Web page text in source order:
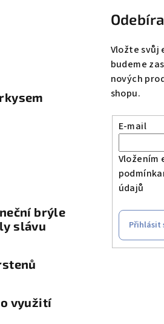
brýle
slávu
využití
Vložte svůj
budeme
nových
shopu.
E-mail
Vložením
údajů
Přihlásit